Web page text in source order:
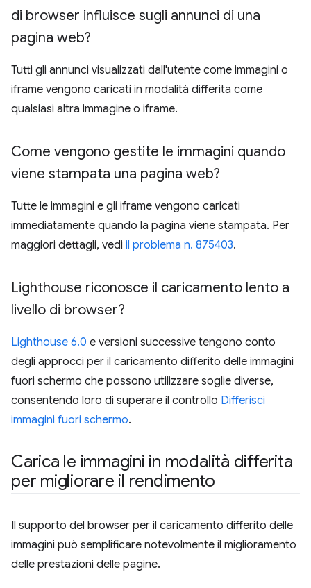
di browser influisce sugli annunci di una
pagina web?
Tutti gli annunci visualizzati dall'utente come immagini o
iframe vengono caricati in modalità differita come
qualsiasi altra immagine o iframe.
Come vengono gestite le immagini quando
viene stampata una pagina web?
Tutte le immagini e gli iframe vengono caricati
immediatamente quando la pagina viene stampata. Per
maggiori dettagli, vedi il problema n. 875403.
Lighthouse riconosce il caricamento lento a
livello di browser?
Lighthouse 6.0 e versioni successive tengono conto
degli approcci per il caricamento differito delle immagini
fuori schermo che possono utilizzare soglie diverse,
consentendo loro di superare il controllo Differisci
immagini fuori schermo.
Carica le immagini in modalità differita
per migliorare il rendimento
Il supporto del browser per il caricamento differito delle
immagini può semplificare notevolmente il miglioramento
delle prestazioni delle pagine.